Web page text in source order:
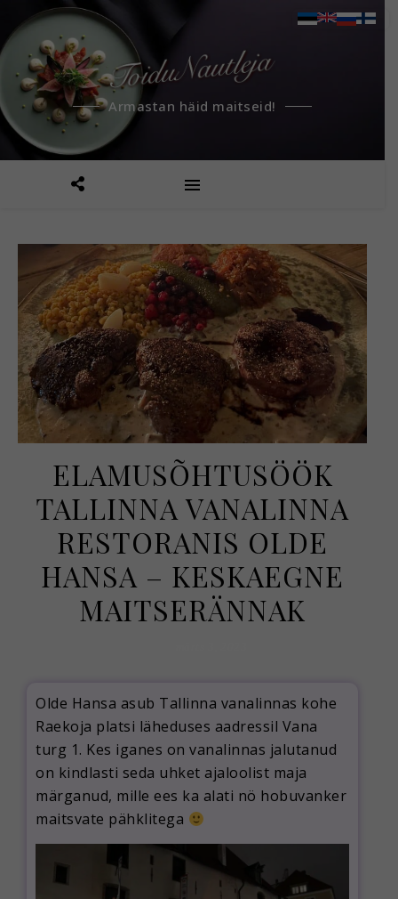
Armastan häid maitseid!
ELAMUSÕHTUSÖÖK
TALLINNA VANALINNA
RESTORANIS OLDE
HANSA – KESKAEGNE
MAITSERÄNNAK
Olde Hansa asub Tallinna vanalinnas kohe
Raekoja platsi läheduses aadressil Vana
turg 1. Kes iganes on vanalinnas jalutanud
on kindlasti seda uhket ajaloolist maja
märganud, mille ees ka alati nö hobuvanker
maitsvate pähklitega